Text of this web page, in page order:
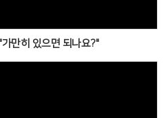
만히 있으면 되나요?"